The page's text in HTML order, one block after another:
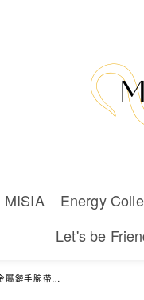
MISIA Energy
Let's be
腕帶含墊片組